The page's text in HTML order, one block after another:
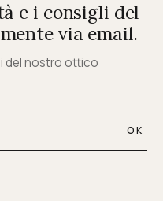
e i consigli del
via email.
del nostro ottico
OK